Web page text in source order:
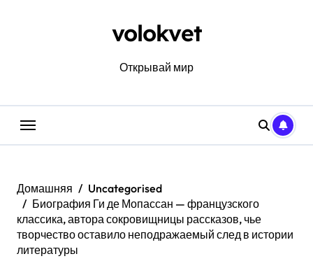
volokvet
Открывай мир
Домашняя
Uncategorised
Биография Ги де Мопассан — французского
классика, автора сокровищницы рассказов, чье
творчество оставило неподражаемый след в истории
литературы